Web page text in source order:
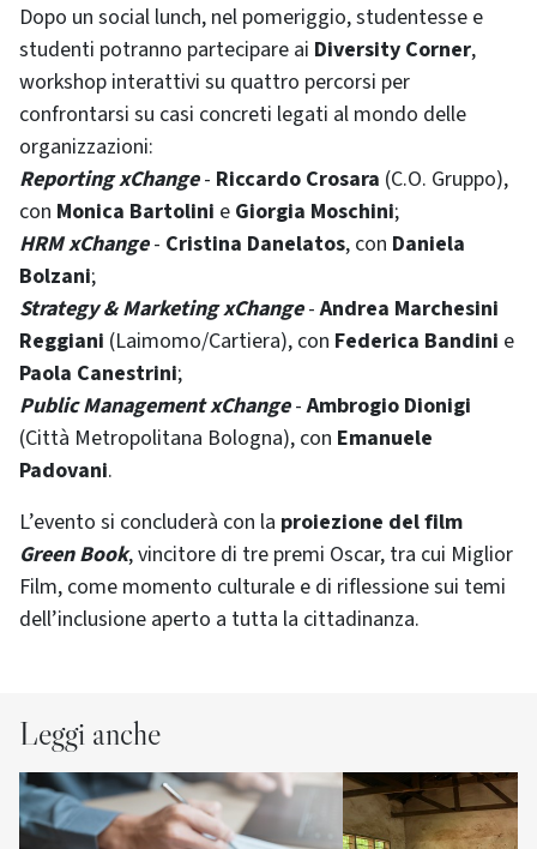
Dopo un social lunch, nel pomeriggio, studentesse e
studenti potranno partecipare ai Diversity Corner,
workshop interattivi su quattro percorsi per
confrontarsi su casi concreti legati al mondo delle
organizzazioni:
Reporting xChange- Riccardo Crosara (C.O. Gruppo),
con Monica Bartolini e Giorgia Moschini;
HRM xChange- Cristina Danelatos, con Daniela
Bolzani;
Strategy & Marketing xChange-Andrea Marchesini
Reggiani (Laimomo/Cartiera), con Federica Bandini e
Paola Canestrini;
Public Management xChange-Ambrogio Dionigi
(Città Metropolitana Bologna), con Emanuele
Padovani.
L’evento si concluderà con la proiezione del film
Green Book, vincitore di tre premi Oscar, tra cui Miglior
Film, come momento culturale e di riflessione sui temi
dell’inclusione aperto a tutta la cittadinanza.
Leggi anche